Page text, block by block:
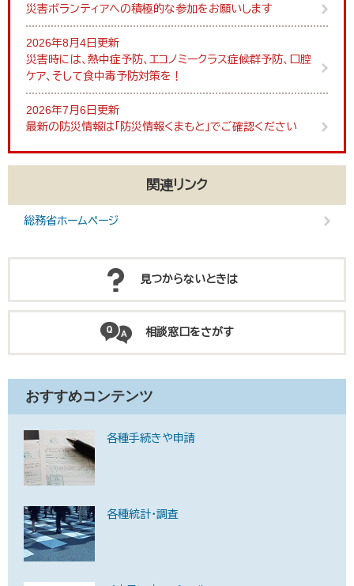
災害ボランティアへの積極的な参加をお願いします
2026年8月4日更新
災害時には、熱中症予防、エコノミークラス症候群予防、口腔
ケア、そして食中毒予防対策を！
2026年7月6日更新
最新の防災情報は「防災情報くまもと」でご確認ください
関連リンク
総務省ホームページ
見つからないときは
相談窓口をさがす
おすすめコンテンツ
各種手続きや申請
各種統計・調査